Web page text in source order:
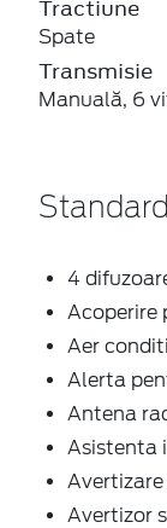
Tractiune
Spate
Transmisie
Manuală, 6
Standard
4
Acoperire
Aer
Alerta
Antena
Asistenta
Avertizor